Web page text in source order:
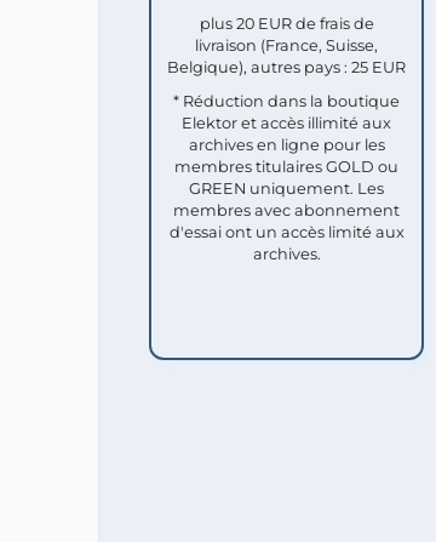
plus 20 EUR de frais de
livraison (France, Suisse,
Belgique), autres pays : 25 EUR
* Réduction dans la boutique
Elektor et accès illimité aux
archives en ligne pour les
membres titulaires GOLD ou
GREEN uniquement. Les
membres avec abonnement
d'essai ont un accès limité aux
archives.